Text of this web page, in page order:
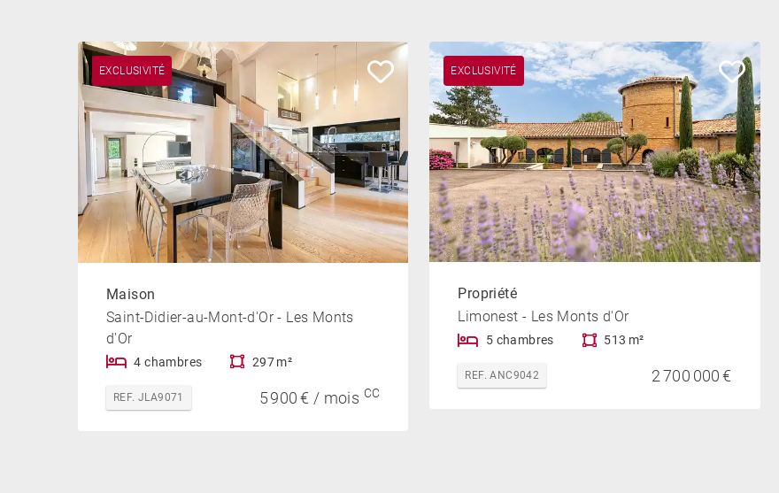
EXCLUSIVITÉ
Maison
Saint-Didier-au-Mont-d'Or - Les Monts
d'Or
4 chambres 297 m²
REF. JLA9071 5 900 € / mois CC
EXCLUSIVITÉ
Propriété
Limonest - Les Monts d'Or
5 chambres 513 m²
REF. ANC9042 2 700 000 €